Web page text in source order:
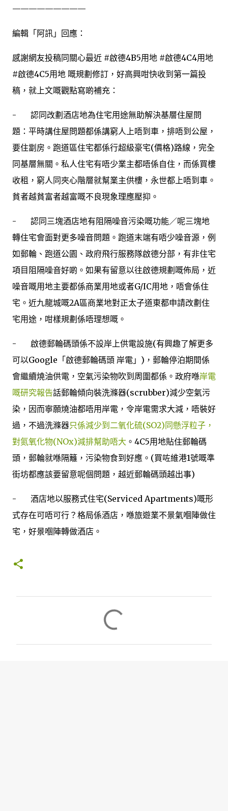
—————————
編輯「阿訊」回應：
感謝網友投稿同關心最近 #啟德4B5用地 #啟德4C4用地
#啟德4C5用地 嘅規劃修訂，好高興咁快收到第一篇投
稿，就上文嘅觀點寫啲補充：
- 認同改劃酒店地為住宅用途無助解決基層住屋問
題：平時講住屋問題都係講窮人上唔到車，排唔到公屋，
要住劏房。跑道區住宅都係行超級豪宅(價格)路線，完全
同基層無關。私人住宅有唔少業主都唔係自住，而係買樓
收租，窮人同夾心階層就幫業主供樓，永世都上唔到車。
貧者越貧富者越富嘅不良現象理應壓抑。
- 認同三塊酒店地有阻隔噪音污染嘅功能／呢三塊地
轉住宅會面對更多噪音問題。跑道末端有唔少噪音源，例
如郵輪、跑道公園、政府飛行服務隊啟德分部，有非住宅
項目阻隔噪音好啲。如果有留意以往啟德規劃嘅佈局，近
噪音嘅用地主要都係商業用地或者G/IC用地，唔會係住
宅。近九龍城嘅2A區商業地對正太子道東都申請改劃住
宅用途，咁樣規劃係唔理想嘅。
- 啟德郵輪碼頭係不設岸上供電設施(有興趣了解更多
可以Google「啟德郵輪碼頭 岸電」)，郵輪停泊期間係
會繼續燒油供電，空氣污染物吹到周圍都係。政府喺岸電
嘅研究報告話郵輪傾向裝洗滌器(scrubber)減少空氣污
染，因而寧願燒油都唔用岸電，令岸電需求大減，唔裝好
過，不過洗滌器只係減少到二氧化硫(SO2)同懸浮粒子，
對氮氧化物(NOx)減排幫助唔大 。4C5用地貼住郵輪碼
頭，郵輪就喺隔籬，污染物食到好應。(買咗維港1號嘅準
街坊都應該要留意呢個問題，越近郵輪碼頭越出事)
- 酒店地以服務式住宅(Serviced Apartments)嘅形
式存在可唔可行？格局係酒店，喺旅遊業不景氣嗰陣做住
宅，好景嗰陣轉做酒店。